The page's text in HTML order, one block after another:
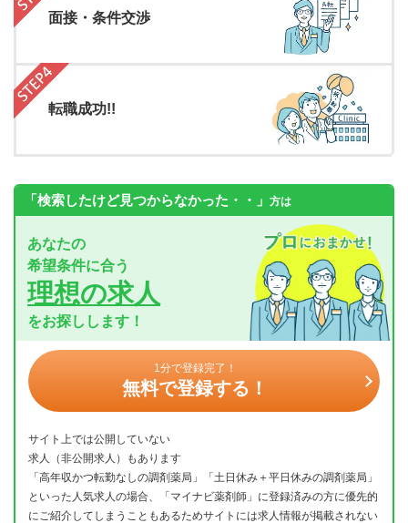
面接・条件交渉
転職成功!!
「検索したけど見つからなかった・・」 方は
あなたの
希望条件に合う
理想の求人
をお探しします！
1分で登録完了！
無料で登録する！
サイト上では公開していない
求人（非公開求人）もあります
「高年収かつ転勤なしの調剤薬局」「土日休み＋平日休みの調剤薬局」
といった人気求人の場合、「マイナビ薬剤師」に登録済みの方に優先的
にご紹介してしまうこともあるためサイトには求人情報が掲載されない